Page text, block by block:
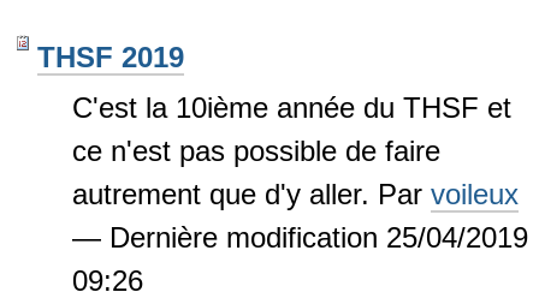
THSF 2019
C'est la 10ième année du THSF et
ce n'est pas possible de faire
autrement que d'y aller. Par voileux
— Dernière modification 25/04/2019
09:26